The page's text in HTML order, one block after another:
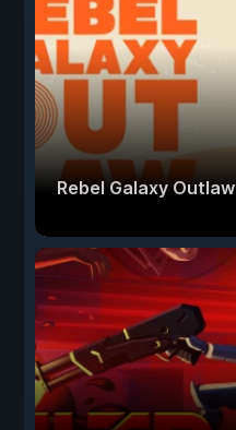
Rebel Galaxy Outlaw